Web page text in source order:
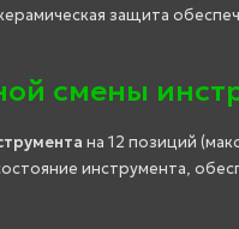
защита
смены
на 12 позиций
инструмента,